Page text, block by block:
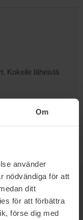
Om
använder
nödvändiga för att
ditt
för att förbättra
förse dig med
Kokeile läheistä
JOUKOSSA